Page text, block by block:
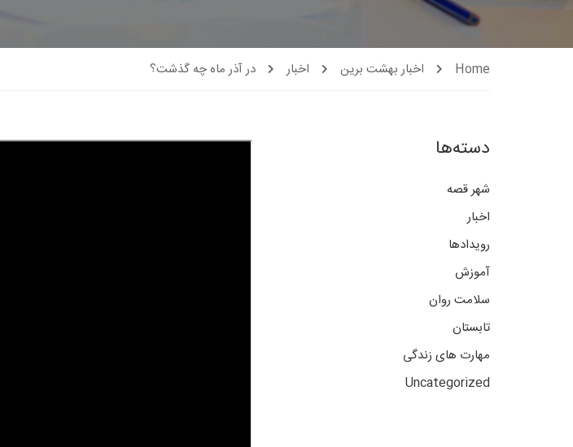
Home اخبار بهشت برین اخبار در آذر ماه چه گذشت؟
دسته‌ها
شهر قصه
اخبار
رویدادها
آموزش
سلامت روان
تابستان
مهارت های زندگی
Uncategorized